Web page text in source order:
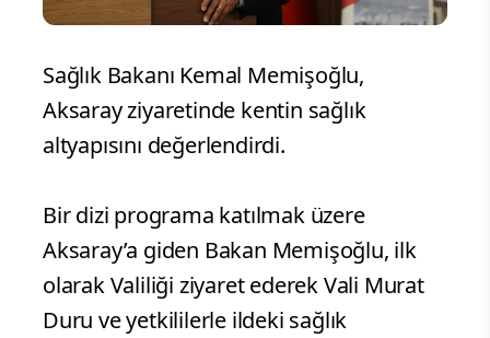
Sağlık Bakanı Kemal Memişoğlu,
Aksaray ziyaretinde kentin sağlık
altyapısını değerlendirdi.
Bir dizi programa katılmak üzere
Aksaray’a giden Bakan Memişoğlu, ilk
olarak Valiliği ziyaret ederek Vali Murat
Duru ve yetkililerle ildeki sağlık